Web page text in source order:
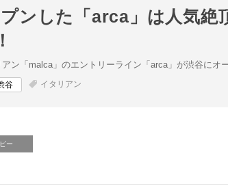
ンした「arca」は人気
ン「malca」のエントリーライン「arca」が渋谷にオ
谷 イタリアン
ー